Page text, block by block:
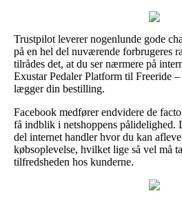
Trustpilot leverer nogenlunde gode
på en hel del nuværende forbrugeres
tilrådes det, at du ser nærmere på
Exustar Pedaler Platform til Freeride
lægger din bestilling.
Facebook medfører endvidere de
få indblik i netshoppens pålidelighed.
del internet handler hvor du kan
købsoplevelse, hvilket lige så vel må
tilfredsheden hos kunderne.